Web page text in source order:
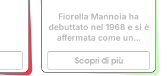
Fiorella Mannoia ha
debuttato nel 1968 e si è
affermata come un...
Scopri di più